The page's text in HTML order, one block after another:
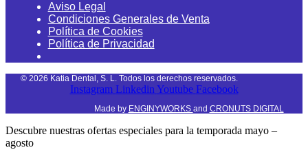
Aviso Legal
Condiciones Generales de Venta
Política de Cookies
Política de Privacidad
© 2026 Katia Dental, S. L. Todos los derechos reservados.
Instagram Linkedin Youtube Facebook
Made by ENGINYWORKS and CRONUTS DIGITAL
Descubre nuestras ofertas especiales para la temporada mayo –
agosto